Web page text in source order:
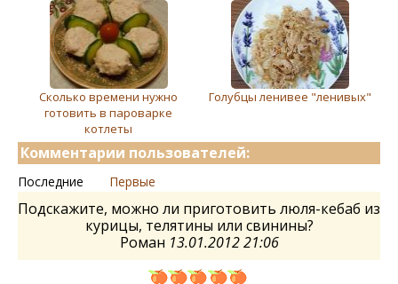
Сколько времени нужно
готовить в пароварке
котлеты
Голубцы ленивее "ленивых"
Комментарии пользователей:
Последние Первые
Подскажите, можно ли приготовить люля-кебаб из
курицы, телятины или свинины?
Роман 13.01.2012 21:06